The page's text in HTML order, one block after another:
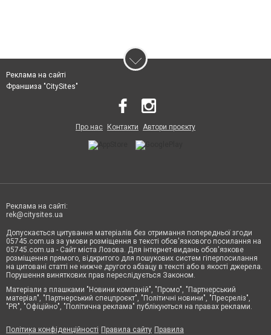
Реклама на сайті
Франшиза "CitySites"
Про нас Контакти Автори проєкту
Реклама на сайті:
rek@citysites.ua
Допускається цитування матеріалів без отримання попередньої згоди
05745.com.ua за умови розміщення в тексті обов'язкового посилання на
05745.com.ua - Сайт міста Лозова. Для інтернет-видань обов'язкове
розміщення прямого, відкритого для пошукових систем гіперпосилання
на цитовані статті не нижче другого абзацу в тексті або в якості джерела.
Порушення виняткових прав переслідується Законом.
Матеріали з плашками "Новини компаній", "Промо", "Партнерський
матеріал", "Партнерський спецпроєкт", "Політичні новини", "Пресреліз",
"PR", "Офіційно", "Політична реклама" публікуються на правах реклами.
Політика конфіденційності Правила сайту Правила